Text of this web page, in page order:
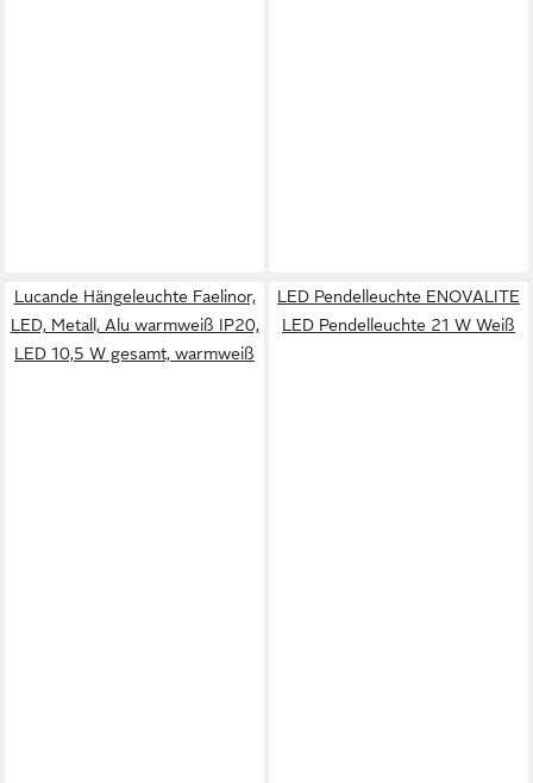
Lucande Hängeleuchte Faelinor,
LED, Metall, Alu warmweiß IP20,
LED 10,5 W gesamt, warmweiß
LED Pendelleuchte ENOVALITE
LED Pendelleuchte 21 W Weiß